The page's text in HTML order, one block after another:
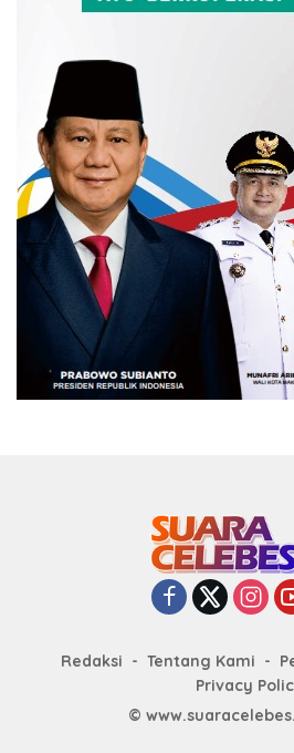
Redaksi Tentang Kami
Privacy
©